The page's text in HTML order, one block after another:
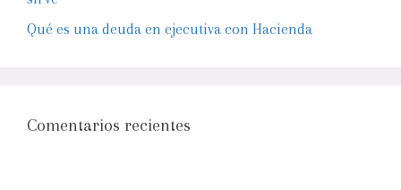
Qué es una deuda en ejecutiva con Hacienda
Comentarios recientes